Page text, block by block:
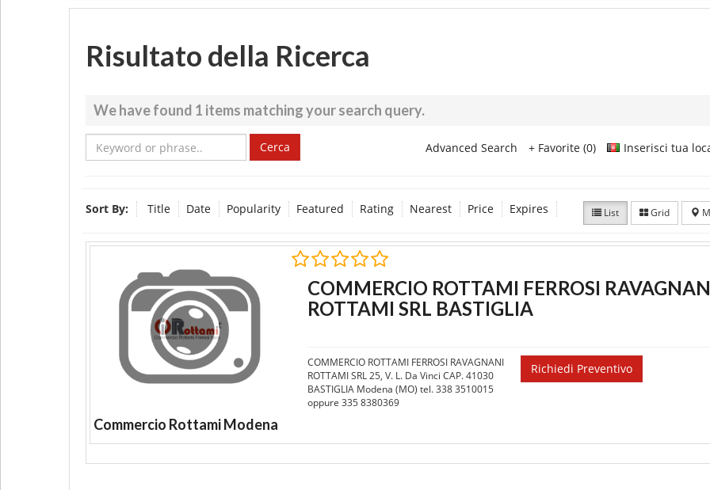
Risultato della Ricerca
We have found 1 items matching your search query.
Cerca Advanced Search + Favorite (0) Inserisci tua
Sort By: Title Date Popularity Featured Rating Nearest Price Expires List Grid
COMMERCIO ROTTAMI FERROSI
ROTTAMI SRL BASTIGLIA
COMMERCIO ROTTAMI FERROSI RAVAGNANI
ROTTAMI SRL 25, V. L. Da Vinci CAP. 41030
BASTIGLIA Modena (MO) tel. 338 3510015
oppure 335 8380369
Richiedi Preventivo
Commercio Rottami Modena